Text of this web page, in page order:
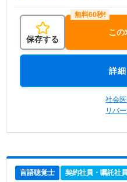
保存する
この
詳
社会
リバ
言語聴覚士 契約社員・嘱託社員